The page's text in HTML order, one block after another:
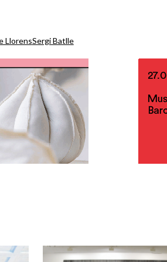
LlorensSergi Batlle